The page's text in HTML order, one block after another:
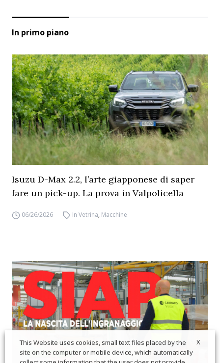
In primo piano
Isuzu D-Max 2.2, l’arte giapponese di saper
fare un pick-up. La prova in Valpolicella
06/26/2026 In Vetrina, Macchine
X
This Website uses cookies, small text files placed by the
site on the computer or mobile device, which automatically